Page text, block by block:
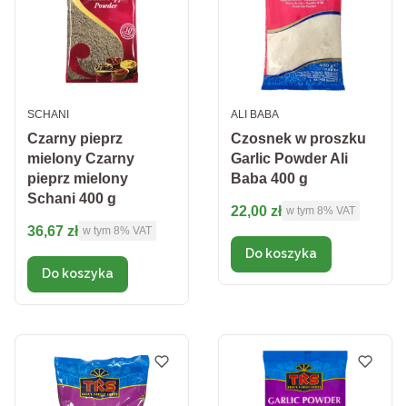
Czarny pieprz
mielony Czarny
pieprz mielony
Schani 400 g
PRODUCENT
SCHANI
Cena brutto
36,67 zł w tym %s VAT
w tym 8% VAT
Do koszyka
Czosnek w proszku
Garlic Powder Ali
Baba 400 g
PRODUCENT
ALI BABA
Cena brutto
22,00 zł w tym %s VAT
w tym 8% VAT
Do koszyka